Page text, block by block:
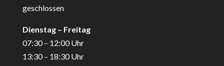
geschlossen
Dienstag – Freitag
07:30 – 12:00 Uhr
13:30 – 18:30 Uhr